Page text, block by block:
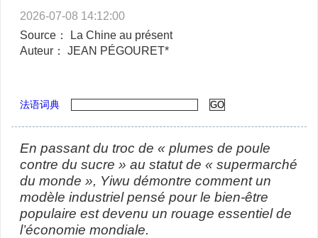
2026-07-08 14:12:00
Source： La Chine au présent
Auteur： JEAN PÉGOURET*
法语词典
En passant du troc de « plumes de poule
contre du sucre » au statut de « supermarché
du monde », Yiwu démontre comment un
modèle industriel pensé pour le bien-être
populaire est devenu un rouage essentiel de
l’économie mondiale.